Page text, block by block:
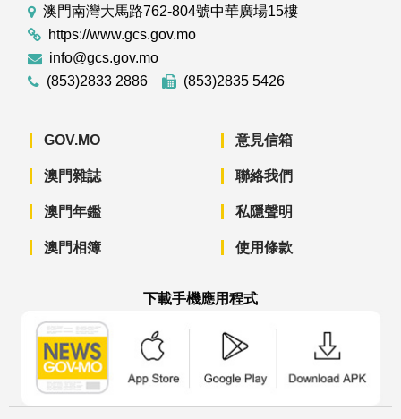
澳門南灣大馬路762-804號中華廣場15樓
https://www.gcs.gov.mo
info@gcs.gov.mo
(853)2833 2886
(853)2835 5426
GOV.MO
澳門雜誌
澳門年鑑
澳門相簿
意見信箱
聯絡我們
私隱聲明
使用條款
下載手機應用程式